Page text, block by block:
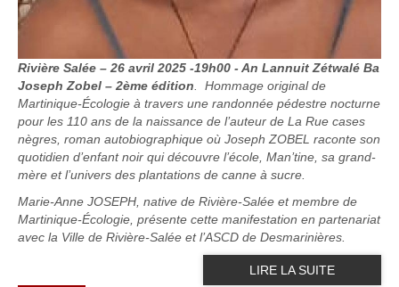
Rivière Salée – 26 avril 2025 -19h00 - An Lannuit Zétwalé Ba
Joseph Zobel – 2ème édition . Hommage original de
Martinique-Écologie à travers une randonnée pédestre nocturne
pour les 110 ans de la naissance de l’auteur de La Rue cases
nègres, roman autobiographique où Joseph ZOBEL raconte son
quotidien d’enfant noir qui découvre l’école, Man’tine, sa grand-
mère et l’univers des plantations de canne à sucre.
Marie-Anne JOSEPH, native de Rivière-Salée et membre de
Martinique-Écologie, présente cette manifestation en partenariat
avec la Ville de Rivière-Salée et l’ASCD de Desmarinières.
LIRE LA SUITE